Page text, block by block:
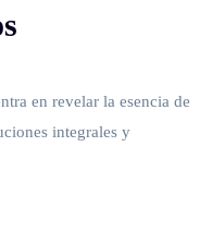
en revelar la esencia de
integrales y